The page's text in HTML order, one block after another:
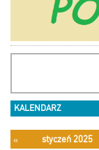
KALENDARZ
« styczeń 2025